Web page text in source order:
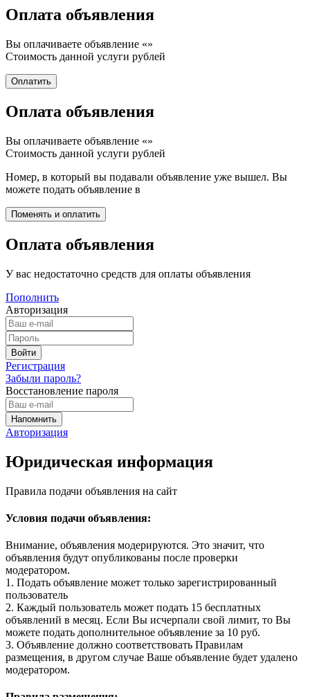
Оплата объявления
Вы оплачиваете объявление «»
Стоимость данной услуги рублей
Оплата объявления
Вы оплачиваете объявление «»
Стоимость данной услуги рублей
Номер, в который вы подавали объявление уже вышел. Вы
можете подать объявление в
Оплата объявления
У вас недостаточно средств для оплаты объявления
Пополнить
Авторизация
Регистрация
Забыли пароль?
Восстановление пароля
Авторизация
Юридическая информация
Правила подачи объявления на сайт
Условия подачи объявления:
Внимание, объявления модерируются. Это значит, что
объявления будут опубликованы после проверки
модератором.
1. Подать объявление может только зарегистрированный
пользователь
2. Каждый пользователь может подать 15 бесплатных
объявлений в месяц. Если Вы исчерпали свой лимит, то Вы
можете подать дополнительное объявление за 10 руб.
3. Объявление должно соответствовать Правилам
размещения, в другом случае Ваше объявление будет удалено
модератором.